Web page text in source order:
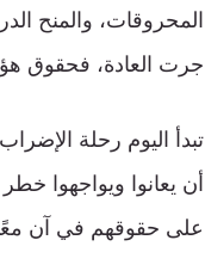
المحروقات، والمنح
جرت العادة، فحقوق
تبدأ اليوم رحلة
أن يعانوا ويواجهوا
على حقوقهم في آن